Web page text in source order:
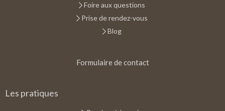
Foire aux questions
Prise de rendez-vous
Blog
Formulaire de contact
Les pratiques